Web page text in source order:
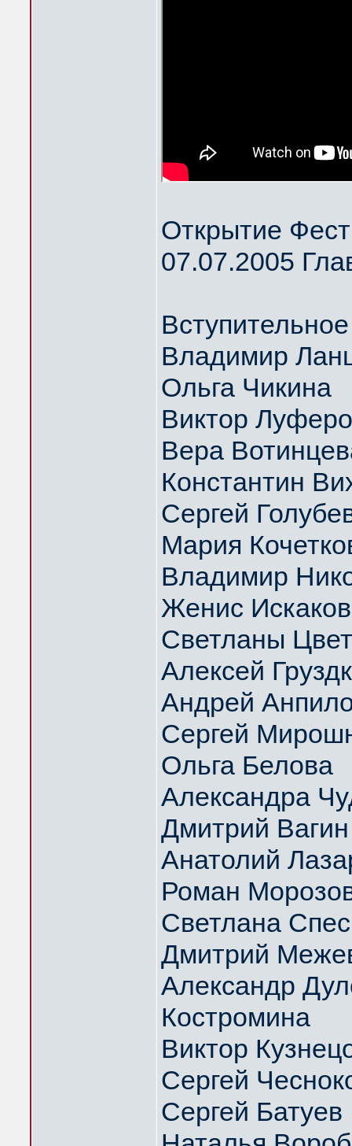
Открытие
07.07.2005
Владимир
Ольга Чикина
Виктор
Вера
Константин
Сергей
Мария
Владимир
Женис
Светланы
Алексей
Андрей
Сергей
Ольга Белова
Александра
Дмитрий
Анатолий
Роман
Светлана
Дмитрий
Александр
Костромина
Виктор
Сергей
Сергей Батуев